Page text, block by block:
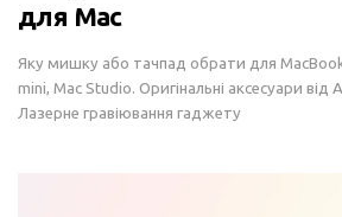
для Mac
Яку мишку або тачпад обрати для
mini, Mac Studio. Оригінальні аксесуари від
Лазерне гравіювання гаджету